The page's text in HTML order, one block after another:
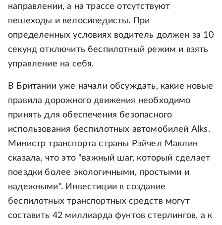
направлении, а на трассе отсутствуют
пешеходы и велосипедисты. При
определенных условиях водитель должен за 10
секунд отключить беспилотный режим и взять
управление на себя.
В Британии уже начали обсуждать, какие новые
правила дорожного движения необходимо
принять для обеспечения безопасного
использования беспилотных автомобилей Alks.
Министр транспорта страны Рэйчел Маклин
сказала, что это "важный шаг, который сделает
поездки более экологичными, простыми и
надежными". Инвестиции в создание
беспилотных транспортных средств могут
составить 42 миллиарда фунтов стерлингов, а к